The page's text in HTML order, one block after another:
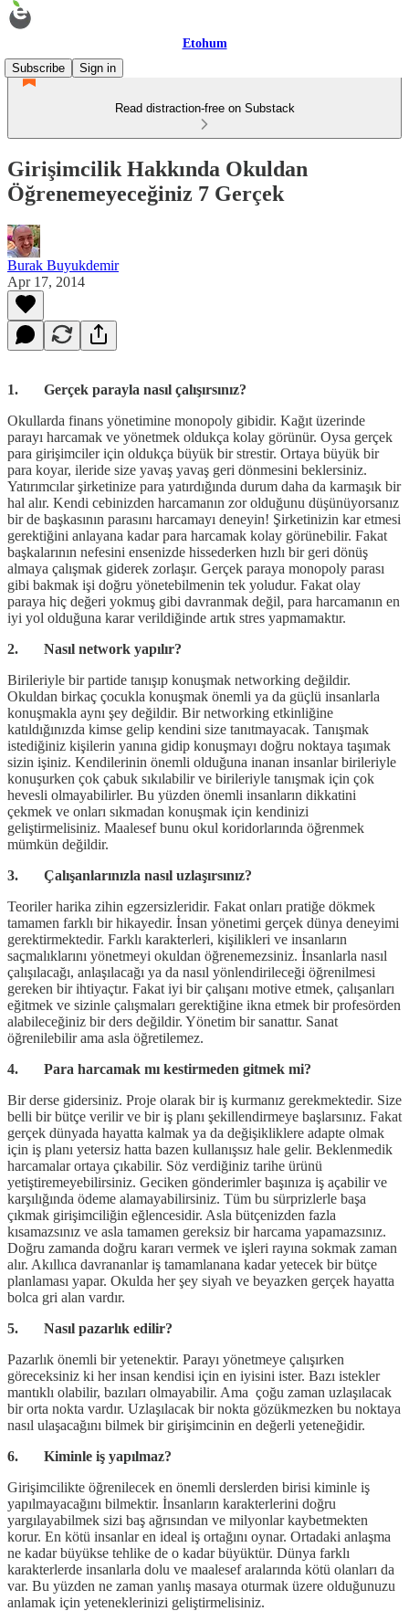
Etohum
Subscribe
Sign in
Read distraction-free on Substack
Girişimcilik Hakkında Okuldan
Öğrenemeyeceğiniz 7 Gerçek
Burak Buyukdemir
Apr 17, 2014
1. Gerçek parayla nasıl çalışırsınız?
Okullarda finans yönetimine monopoly gibidir. Kağıt üzerinde
parayı harcamak ve yönetmek oldukça kolay görünür. Oysa gerçek
para girişimciler için oldukça büyük bir strestir. Ortaya büyük bir
para koyar, ileride size yavaş yavaş geri dönmesini beklersiniz.
Yatırımcılar şirketinize para yatırdığında durum daha da karmaşık bir
hal alır. Kendi cebinizden harcamanın zor olduğunu düşünüyorsanız
bir de başkasının parasını harcamayı deneyin! Şirketinizin kar etmesi
gerektiğini anlayana kadar para harcamak kolay görünebilir. Fakat
başkalarının nefesini ensenizde hissederken hızlı bir geri dönüş
almaya çalışmak giderek zorlaşır. Gerçek paraya monopoly parası
gibi bakmak işi doğru yönetebilmenin tek yoludur. Fakat olay
paraya hiç değeri yokmuş gibi davranmak değil, para harcamanın en
iyi yol olduğuna karar verildiğinde artık stres yapmamaktır.
2. Nasıl network yapılır?
Birileriyle bir partide tanışıp konuşmak networking değildir.
Okuldan birkaç çocukla konuşmak önemli ya da güçlü insanlarla
konuşmakla aynı şey değildir. Bir networking etkinliğine
katıldığınızda kimse gelip kendini size tanıtmayacak. Tanışmak
istediğiniz kişilerin yanına gidip konuşmayı doğru noktaya taşımak
sizin işiniz. Kendilerinin önemli olduğuna inanan insanlar birileriyle
konuşurken çok çabuk sıkılabilir ve birileriyle tanışmak için çok
hevesli olmayabilirler. Bu yüzden önemli insanların dikkatini
çekmek ve onları sıkmadan konuşmak için kendinizi
geliştirmelisiniz. Maalesef bunu okul koridorlarında öğrenmek
mümkün değildir.
3. Çalışanlarınızla nasıl uzlaşırsınız?
Teoriler harika zihin egzersizleridir. Fakat onları pratiğe dökmek
tamamen farklı bir hikayedir. İnsan yönetimi gerçek dünya deneyimi
gerektirmektedir. Farklı karakterleri, kişilikleri ve insanların
saçmalıklarını yönetmeyi okuldan öğrenemezsiniz. İnsanlarla nasıl
çalışılacağı, anlaşılacağı ya da nasıl yönlendirileceği öğrenilmesi
gereken bir ihtiyaçtır. Fakat iyi bir çalışanı motive etmek, çalışanları
eğitmek ve sizinle çalışmaları gerektiğine ikna etmek bir profesörden
alabileceğiniz bir ders değildir. Yönetim bir sanattır. Sanat
öğrenilebilir ama asla öğretilemez.
4. Para harcamak mı kestirmeden gitmek mi?
Bir derse gidersiniz. Proje olarak bir iş kurmanız gerekmektedir. Size
belli bir bütçe verilir ve bir iş planı şekillendirmeye başlarsınız. Fakat
gerçek dünyada hayatta kalmak ya da değişikliklere adapte olmak
için iş planı yetersiz hatta bazen kullanışsız hale gelir. Beklenmedik
harcamalar ortaya çıkabilir. Söz verdiğiniz tarihe ürünü
yetiştiremeyebilirsiniz. Geciken gönderimler başınıza iş açabilir ve
karşılığında ödeme alamayabilirsiniz. Tüm bu sürprizlerle başa
çıkmak girişimciliğin eğlencesidir. Asla bütçenizden fazla
kısamazsınız ve asla tamamen gereksiz bir harcama yapamazsınız.
Doğru zamanda doğru kararı vermek ve işleri rayına sokmak zaman
alır. Akıllıca davrananlar iş tamamlanana kadar yetecek bir bütçe
planlaması yapar. Okulda her şey siyah ve beyazken gerçek hayatta
bolca gri alan vardır.
5. Nasıl pazarlık edilir?
Pazarlık önemli bir yetenektir. Parayı yönetmeye çalışırken
göreceksiniz ki her insan kendisi için en iyisini ister. Bazı istekler
mantıklı olabilir, bazıları olmayabilir. Ama çoğu zaman uzlaşılacak
bir orta nokta vardır. Uzlaşılacak bir nokta gözükmezken bu noktaya
nasıl ulaşacağını bilmek bir girişimcinin en değerli yeteneğidir.
6. Kiminle iş yapılmaz?
Girişimcilikte öğrenilecek en önemli derslerden birisi kiminle iş
yapılmayacağını bilmektir. İnsanların karakterlerini doğru
yargılayabilmek sizi baş ağrısından ve milyonlar kaybetmekten
korur. En kötü insanlar en ideal iş ortağını oynar. Ortadaki anlaşma
ne kadar büyükse tehlike de o kadar büyüktür. Dünya farklı
karakterlerde insanlarla dolu ve maalesef aralarında kötü olanları da
var. Bu yüzden ne zaman yanlış masaya oturmak üzere olduğunuzu
anlamak için yeteneklerinizi geliştirmelisiniz.